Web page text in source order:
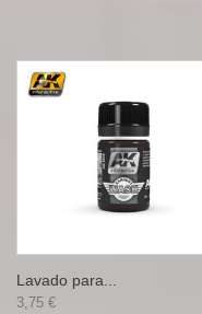
Lavado para...
3,75 €